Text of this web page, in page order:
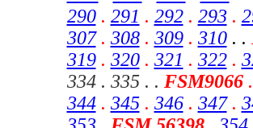
290. 291 . 292. 293.
307. 308. 309. 310 . .
319 . 320. 321 . 322.
334 . 335 . . FSM9066 .
344. 345. 346. 347.